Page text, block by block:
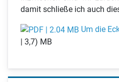
damit schließe ich auch
Um die
| 3,7) MB